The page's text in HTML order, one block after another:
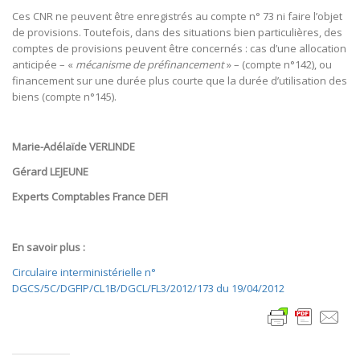
Ces CNR ne peuvent être enregistrés au compte n° 73 ni faire l’objet
de provisions. Toutefois, dans des situations bien particulières, des
comptes de provisions peuvent être concernés : cas d’une allocation
anticipée – « mécanisme de préfinancement» – (compte n°142), ou
financement sur une durée plus courte que la durée d’utilisation des
biens (compte n°145).
Marie-Adélaïde VERLINDE
Gérard LEJEUNE
Experts Comptables France DEFI
En savoir plus :
Circulaire interministérielle n°
DGCS/5C/DGFIP/CL1B/DGCL/FL3/2012/173 du 19/04/2012